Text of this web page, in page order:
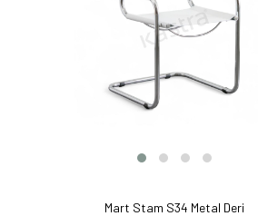
Mart Stam S34 Metal Deri